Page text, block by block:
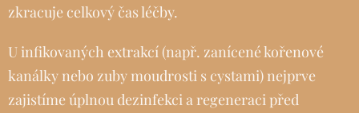
zkracuje celkový čas léčby.
U infikovaných extrakcí (např. zanícené kořenové
kanálky nebo zuby moudrosti s cystami) nejprve
zajistíme úplnou dezinfekci a regeneraci před